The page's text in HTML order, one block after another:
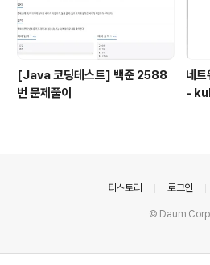
[Java 코딩테스트] 백준 2588
번 문제풀이
네트
-
티스토리 로그인
© Daum Corp.